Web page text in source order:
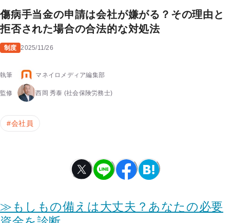
傷病手当金の申請は会社が嫌がる？その理由と
拒否された場合の合法的な対処法
制度 2025/11/26
執筆 マネイロメディア編集部
監修 西岡 秀泰 (社会保険労務士)
#会社員
≫もしもの備えは大丈夫？あなたの必要